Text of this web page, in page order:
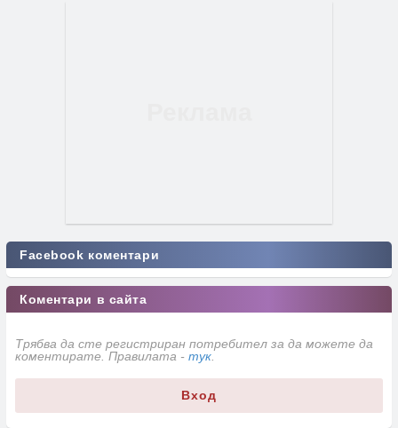
Facebook коментари
Коментари в сайта
Трябва да сте регистриран потребител за да можете да
коментирате. Правилата - тук.
Вход